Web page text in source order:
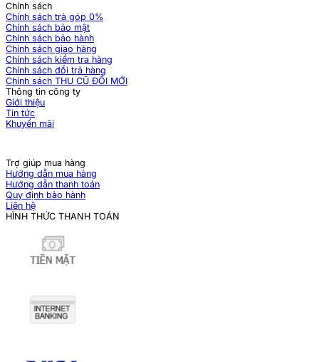
Chính sách
Chính sách trả góp 0%
Chính sách bảo mật
Chính sách bảo hành
Chính sách giao hàng
Chính sách kiểm tra hàng
Chính sách đổi trả hàng
Chính sách THU CŨ ĐỔI MỚI
Thông tin công ty
Giới thiệu
Tin tức
Khuyến mãi
Trợ giúp mua hàng
Hướng dẫn mua hàng
Hướng dẫn thanh toán
Quy định bảo hành
Liên hệ
HÌNH THỨC THANH TOÁN